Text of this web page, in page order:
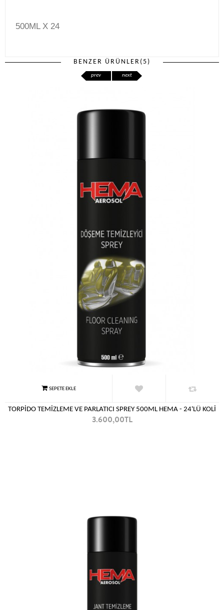
500ML X 24
BENZER ÜRÜNLER(5)
prev next
TORPİDO TEMİZLEME VE PARLATICI SPREY 500ML HEMA - 24'LÜ KOLİ
3.600,00TL